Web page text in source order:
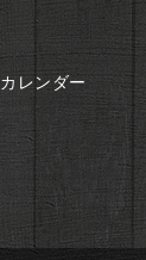
カレンダー